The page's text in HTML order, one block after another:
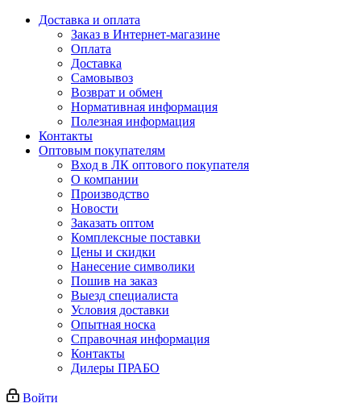
Доставка и оплата
Заказ в Интернет-магазине
Оплата
Доставка
Самовывоз
Возврат и обмен
Нормативная информация
Полезная информация
Контакты
Оптовым покупателям
Вход в ЛК оптового покупателя
О компании
Производство
Новости
Заказать оптом
Комплексные поставки
Цены и скидки
Нанесение символики
Пошив на заказ
Выезд специалиста
Условия доставки
Опытная носка
Справочная информация
Контакты
Дилеры ПРАБО
Войти